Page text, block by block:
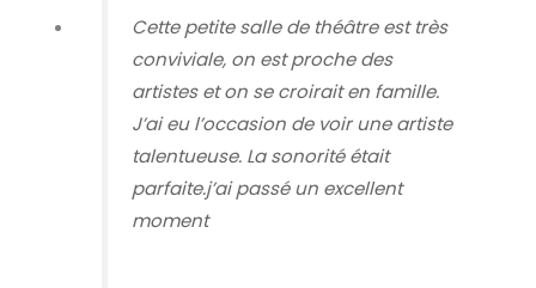
Cette petite salle de théâtre est très
conviviale, on est proche des
artistes et on se croirait en famille.
J’ai eu l’occasion de voir une artiste
talentueuse. La sonorité était
parfaite.j’ai passé un excellent
moment